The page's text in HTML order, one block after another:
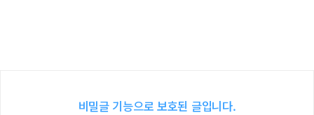
비밀글 기능으로 보호된 글입니다.